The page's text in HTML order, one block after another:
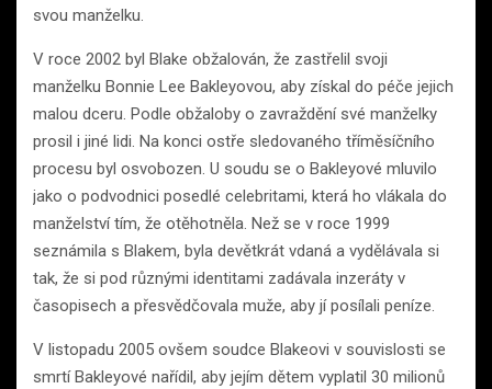
svou manželku.
V roce 2002 byl Blake obžalován, že zastřelil svoji
manželku Bonnie Lee Bakleyovou, aby získal do péče jejich
malou dceru. Podle obžaloby o zavraždění své manželky
prosil i jiné lidi. Na konci ostře sledovaného tříměsíčního
procesu byl osvobozen. U soudu se o Bakleyové mluvilo
jako o podvodnici posedlé celebritami, která ho vlákala do
manželství tím, že otěhotněla. Než se v roce 1999
seznámila s Blakem, byla devětkrát vdaná a vydělávala si
tak, že si pod různými identitami zadávala inzeráty v
časopisech a přesvědčovala muže, aby jí posílali peníze.
V listopadu 2005 ovšem soudce Blakeovi v souvislosti se
smrtí Bakleyové nařídil, aby jejím dětem vyplatil 30 milionů